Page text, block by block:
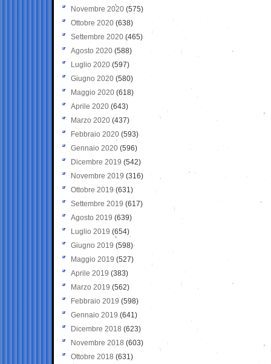
Novembre 2020 (575)
Ottobre 2020 (638)
Settembre 2020(465)
Agosto 2020 (588)
Luglio 2020 (597)
Giugno 2020 (580)
Maggio 2020 (618)
Aprile 2020 (643)
Marzo 2020 (437)
Febbraio 2020 (593)
Gennaio 2020 (596)
Dicembre 2019 (542)
Novembre 2019 (316)
Ottobre 2019 (631)
Settembre 2019 (617)
Agosto 2019 (639)
Luglio 2019 (654)
Giugno 2019 (598)
Maggio 2019 (527)
Aprile 2019 (383)
Marzo 2019 (562)
Febbraio 2019 (598)
Gennaio 2019 (641)
Dicembre 2018 (623)
Novembre 2018 (603)
Ottobre 2018 (631)